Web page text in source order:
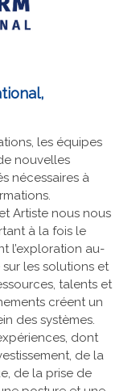
les équipes
nouvelles
nécessaires à
Artiste nous nous
à la fois le
l’exploration au-
les solutions et
talents et
créent un
des systèmes.
dont
de la
de la prise de